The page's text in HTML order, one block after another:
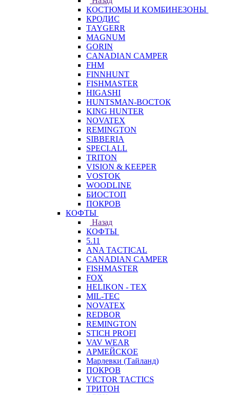
КОСТЮМЫ И КОМБИНЕЗОНЫ
КРОДИС
TAYGERR
MAGNUM
GORIN
CANADIAN CAMPER
FHM
FINNHUNT
FISHMASTER
HIGASHI
HUNTSMAN-ВОСТОК
KING HUNTER
NOVATEX
REMINGTON
SIBBERIA
SPECI.ALL
TRITON
VISION & KEEPER
VOSTOK
WOODLINE
БИОСТОП
ПОКРОВ
КОФТЫ
Назад
КОФТЫ
5.11
ANA TACTICAL
CANADIAN CAMPER
FISHMASTER
FOX
HELIKON - TEX
MIL-TEC
NOVATEX
REDBOR
REMINGTON
STICH PROFI
VAV WEAR
АРМЕЙСКОЕ
Марлевки (Тайланд)
ПОКРОВ
VICTOR TACTICS
ТРИТОН